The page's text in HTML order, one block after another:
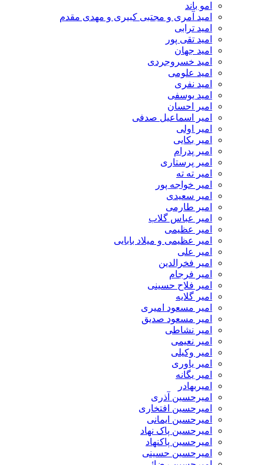
امو باند
امید آمری و مجتبی کبیری و مهدى مقدم
امید ترابی
امید تقی پور
امید جهان
امید خسروجردی
امید علومی
امید نفری
امید یوسفی
امیر احسان
امیر اسماعیل صدفی
امیر اولی
امیر بکایی
امیر پدرام
امیر پرستاری
امیر ته ته
امیر خواجه پور
امیر سعیدی
امیر طارمی
امیر عباس گلاب
امیر عظیمی
امیر عظیمی و میلاد بابایی
امیر علی
امیر فخرالدین
امیر فرجام
امیر فلاح حسینی
امیر گلایه
امیر مسعود امیری
امیر مسعود صدیق
امیر نشاطی
امیر نعیمی
امیر وکیلی
امیر یاوری
امیر یگانه
امیربهادر
امیرحسین آذری
امیرحسین افتخاری
امیرحسین ایمانی
امیرحسین پاک نهاد
امیرحسین پاکنهاد
امیرحسین حسینی